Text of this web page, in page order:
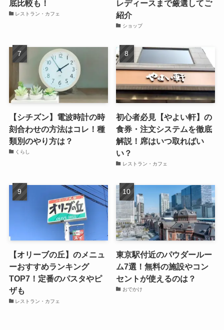
底比較も！
レストラン・カフェ
レディースまで厳選してご
紹介
ショップ
【シチズン】電波時計の時
刻合わせの方法はコレ！種
類別のやり方は？
くらし
初心者必見【やよい軒】の
食券・注文システムを徹底
解説！席はいつ取ればい
い？
レストラン・カフェ
【オリーブの丘】のメニュ
ーおすすめランキング
TOP7！定番のパスタやピ
ザも
レストラン・カフェ
東京駅付近のパウダールー
ム7選！無料の施設やコン
セントが使えるのは？
おでかけ